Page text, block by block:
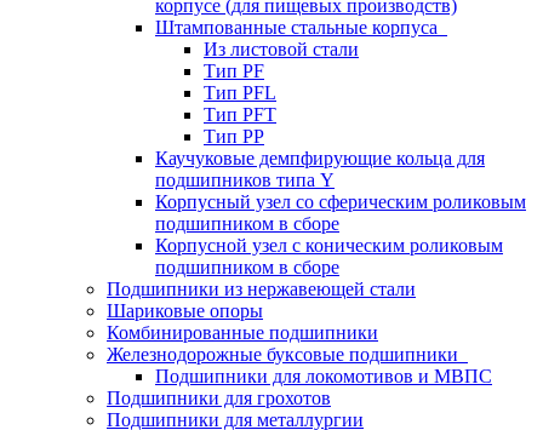
корпусе (для пищевых производств)
Штампованные стальные корпуса
Из листовой стали
Тип PF
Тип PFL
Тип PFT
Тип PP
Каучуковые демпфирующие кольца для
подшипников типа Y
Корпусный узел со сферическим роликовым
подшипником в сборе
Корпусной узел с коническим роликовым
подшипником в сборе
Подшипники из нержавеющей стали
Шариковые опоры
Комбинированные подшипники
Железнодорожные буксовые подшипники
Подшипники для локомотивов и МВПС
Подшипники для грохотов
Подшипники для металлургии